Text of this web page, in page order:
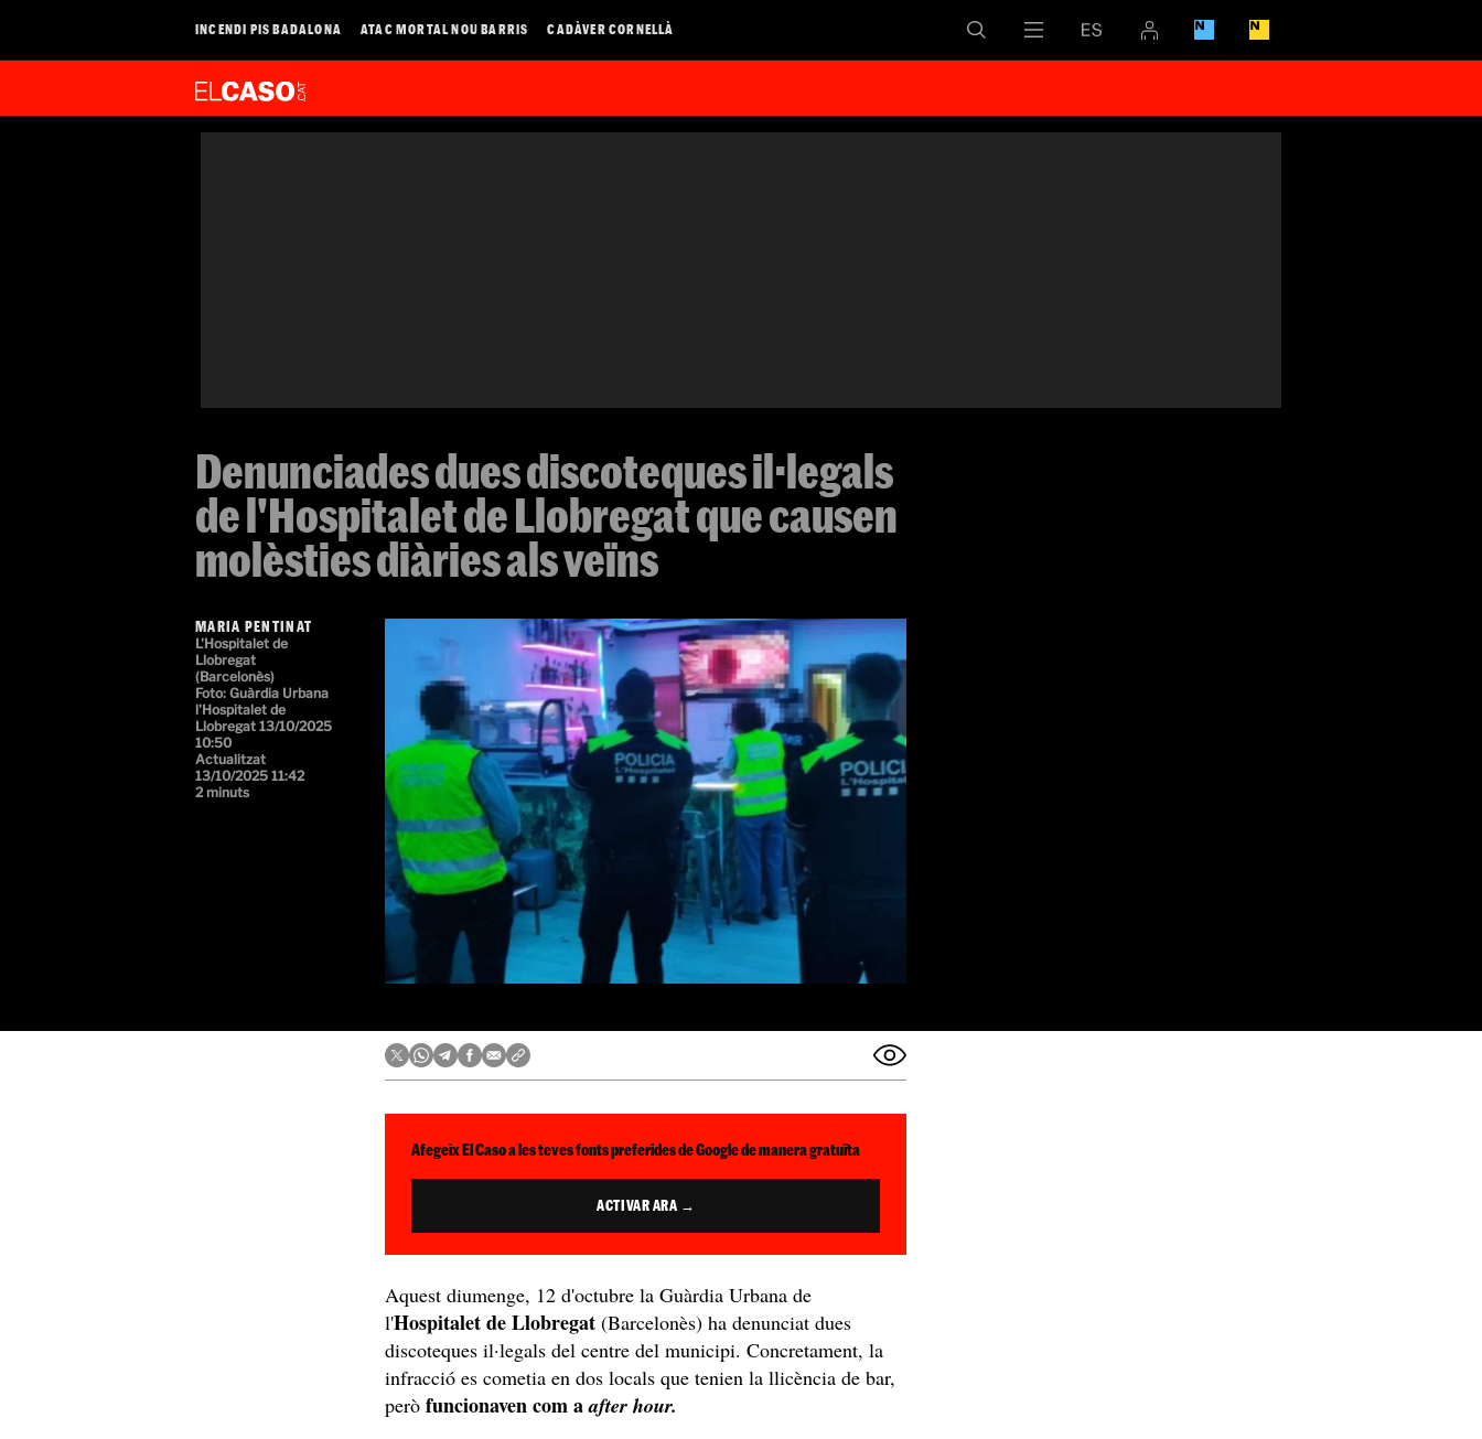
INCENDI PIS BADALONA ATAC MORTAL NOU BARRIS CADÀVER CORNELLÀ
Denunciades dues discoteques il·legals
de l'Hospitalet de Llobregat que causen
molèsties diàries als veïns
MARIA PENTINAT
L'Hospitalet de
Llobregat
(Barcelonès)
Foto: Guàrdia Urbana
l'Hospitalet de
Llobregat 13/10/2025
10:50
Actualitzat
13/10/2025 11:42
2 minuts
Afegeix El Caso a les teves fonts preferides de Google de manera gratuïta
ACTIVAR ARA →
Aquest diumenge, 12 d'octubre la Guàrdia Urbana de
l'Hospitalet de Llobregat(Barcelonès) ha denunciat dues
discoteques il·legals del centre del municipi. Concretament, la
infracció es cometia en dos locals que tenien la llicència de bar,
però funcionaven com aafter hour.